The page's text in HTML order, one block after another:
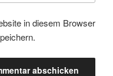
in diesem Browser